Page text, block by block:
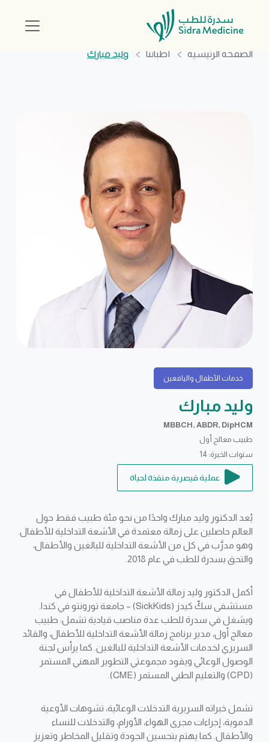
الصفحة الرئيسية أطبائنا وليد مبارك
خدمات الأطفال واليافعين
وليد مبارك
MBBCH, ABDR, DipHCM
طبيب معالج أول
سنوات الخبرة: 14
عملية قيصرية منقذة لحياة
يُعد الدكتور وليد مبارك واحدًا من نحو مئة طبيب فقط حول
العالم حاصلين على زمالة معتمدة في الأشعة التداخلية للأطفال.
وهو مدرَّب في كل من الأشعة التداخلية للبالغين والأطفال،
والتحق بسدرة للطب في عام 2018.
أكمل الدكتور وليد زمالة الأشعة التداخلية للأطفال في
مستشفى سكِّ كيدز (SickKids) – جامعة تورونتو في كندا.
ويشغل في سدرة للطب عدة مناصب قيادية تشمل: طبيب
معالج أول، مدير برنامج زمالة الأشعة التداخلية للأطفال، والقائد
السريري لخدمات الأشعة التداخلية للبالغين. كما يرأس لجنة
الوصول الوعائي ويقود مجموعتي التطوير المهني المستمر
(CPD) والتعليم الطبي المستمر (CME).
تشمل خبراته السريرية التدخلات الوعائية، تشوهات الأوعية
الدموية، إجراءات مجرى الهواء، الأورام، والتدخلات للنساء
والأطفال. كما يهتم بتحسين الجودة وتقليل المخاطر وتعزيز